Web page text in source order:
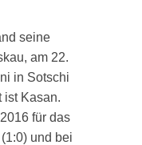
seine
am 22.
in Sotschi
ist Kasan.
für das
und bei